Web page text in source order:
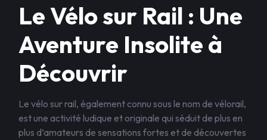
Le Vélo sur Rail : Une
Aventure Insolite à
Découvrir
Le vélo sur rail, également connu sous le nom de vélorail,
est une activité ludique et originale qui séduit de plus en
plus d’amateurs de sensations fortes et de découvertes